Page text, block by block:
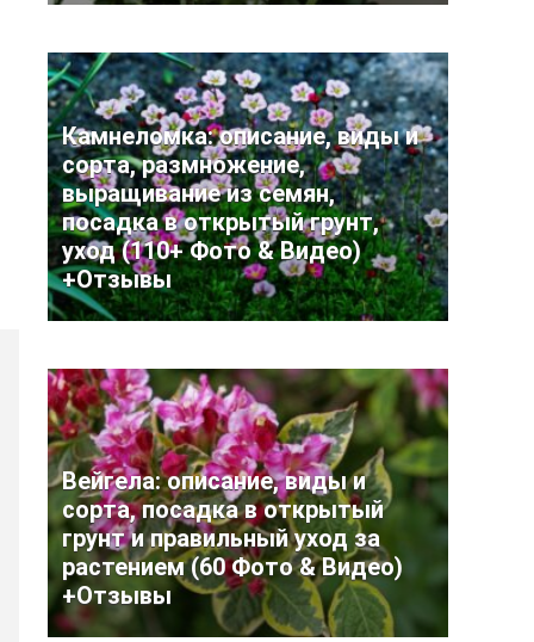
Камнеломка: описание, виды и
сорта, размножение,
выращивание из семян,
посадка в открытый грунт,
уход (110+ Фото & Видео)
+Отзывы
Вейгела: описание, виды и
сорта, посадка в открытый
грунт и правильный уход за
растением (60 Фото & Видео)
+Отзывы